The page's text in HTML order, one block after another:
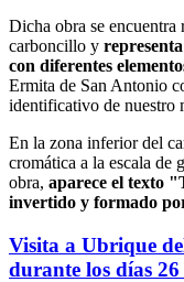
Dicha obra se encuentra
carboncillo y
con diferentes
Ermita de San Antonio
identificativo de nuestro
En la zona inferior del
cromática a la escala de
obra, aparece el texto
invertido y formado
Visita a Ubrique
durante los días